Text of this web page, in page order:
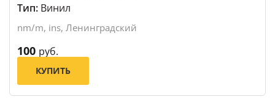
Тип: Винил
nm/m, ins, Ленинградский
100 руб.
КУПИТЬ